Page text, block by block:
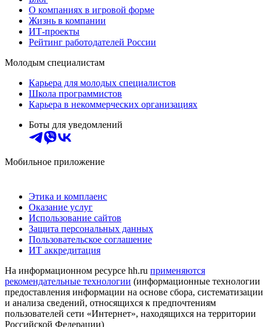
О компаниях в игровой форме
Жизнь в компании
ИТ-проекты
Рейтинг работодателей России
Молодым специалистам
Карьера для молодых специалистов
Школа программистов
Карьера в некоммерческих организациях
Боты для уведомлений
Мобильное приложение
Этика и комплаенс
Оказание услуг
Использование сайтов
Защита персональных данных
Пользовательское соглашение
ИТ аккредитация
На информационном ресурсе hh.ru применяются
рекомендательные технологии (информационные технологии
предоставления информации на основе сбора, систематизации
и анализа сведений, относящихся к предпочтениям
пользователей сети «Интернет», находящихся на территории
Российской Федерации)